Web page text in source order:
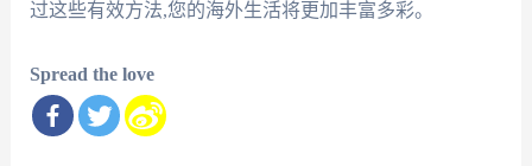
过这些有效方法,您的海外生活将更加丰富多彩。
Spread the love